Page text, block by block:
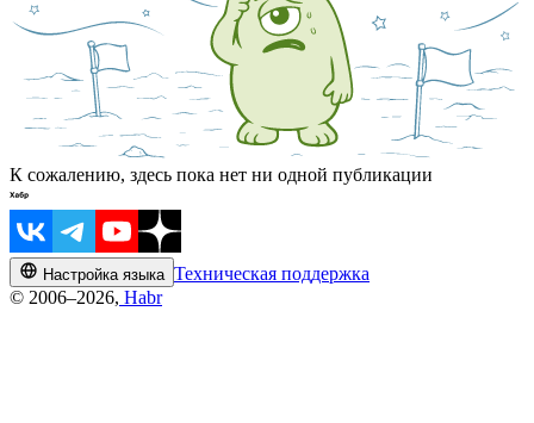
К сожалению, здесь пока нет ни одной публикации
Настройка языка Техническая поддержка
© 2006–2026, Habr